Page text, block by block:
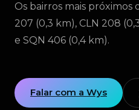
Os bairros mais próximos
207 (0,3 km), CLN 208
e SQN 406 (0,4 km).
Falar com a Wys